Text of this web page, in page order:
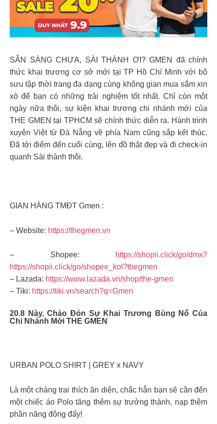
SẴN SÀNG CHƯA, SÀI THÀNH ƠI? GMEN đã chính
thức khai trương cơ sở mới tại TP Hồ Chí Minh với bộ
sưu tập thời trang đa dạng cùng không gian mua sắm xin
xò để bạn có những trải nghiệm tốt nhất. Chỉ còn một
ngày nữa thôi, sự kiện khai trương chi nhánh mới của
THE GMEN tại TPHCM sẽ chính thức diễn ra. Hành trình
xuyên Việt từ Đà Nẵng về phía Nam cũng sắp kết thúc.
Đã tới điểm đến cuối cùng, lên đồ thật đẹp và đi check-in
quanh Sài thành thôi.
GIAN HÀNG TMĐT Gmen :
– Website: https://thegmen.vn
– Shopee:
https://shopii.click/go/dmx?
https://shopii.click/go/shopee_kol?thegmen
– Lazada: https://www.lazada.vn/shop/the-gmen
– Tiki: https://tiki.vn/search?q=Gmen
20.8 Này, Chào Đón Sự Khai Trương Bùng Nổ Của
Chi Nhánh Mới THE GMEN
URBAN POLO SHIRT | GREY x NAVY
Là một chàng trai thích ăn diện, chắc hẳn bạn sẽ cần đến
một chiếc áo Polo tăng thêm sự trưởng thành, nạp thêm
phần năng động đấy!